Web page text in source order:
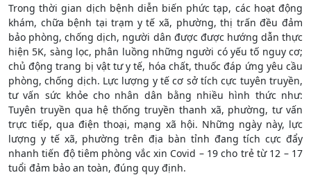
Trong thời gian dịch bệnh diễn biến phức tạp, các hoạt động
khám, chữa bệnh tại trạm y tế xã, phường, thị trấn đều đảm
bảo phòng, chống dịch, người dân được được hướng dẫn thực
hiện 5K, sàng lọc, phân luồng những người có yếu tố nguy cơ;
chủ động trang bị vật tư y tế, hóa chất, thuốc đáp ứng yêu cầu
phòng, chống dịch. Lực lượng y tế cơ sở tích cực tuyên truyền,
tư vấn sức khỏe cho nhân dân bằng nhiều hình thức như:
Tuyên truyền qua hệ thống truyền thanh xã, phường, tư vấn
trực tiếp, qua điện thoại, mạng xã hội. Những ngày này, lực
lượng y tế xã, phường trên địa bàn tỉnh đang tích cực đẩy
nhanh tiến độ tiêm phòng vắc xin Covid – 19 cho trẻ từ 12 – 17
tuổi đảm bảo an toàn, đúng quy định.